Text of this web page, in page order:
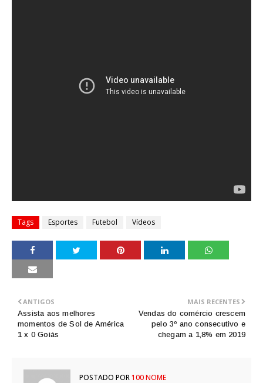
Tags Esportes Futebol Vídeos
MAIS RECENTES
Vendas do comércio crescem
pelo 3º ano consecutivo e
chegam a 1,8% em 2019
ANTIGOS
Assista aos melhores
momentos de Sol de América
1 x 0 Goiás
POSTADO POR100 NOME